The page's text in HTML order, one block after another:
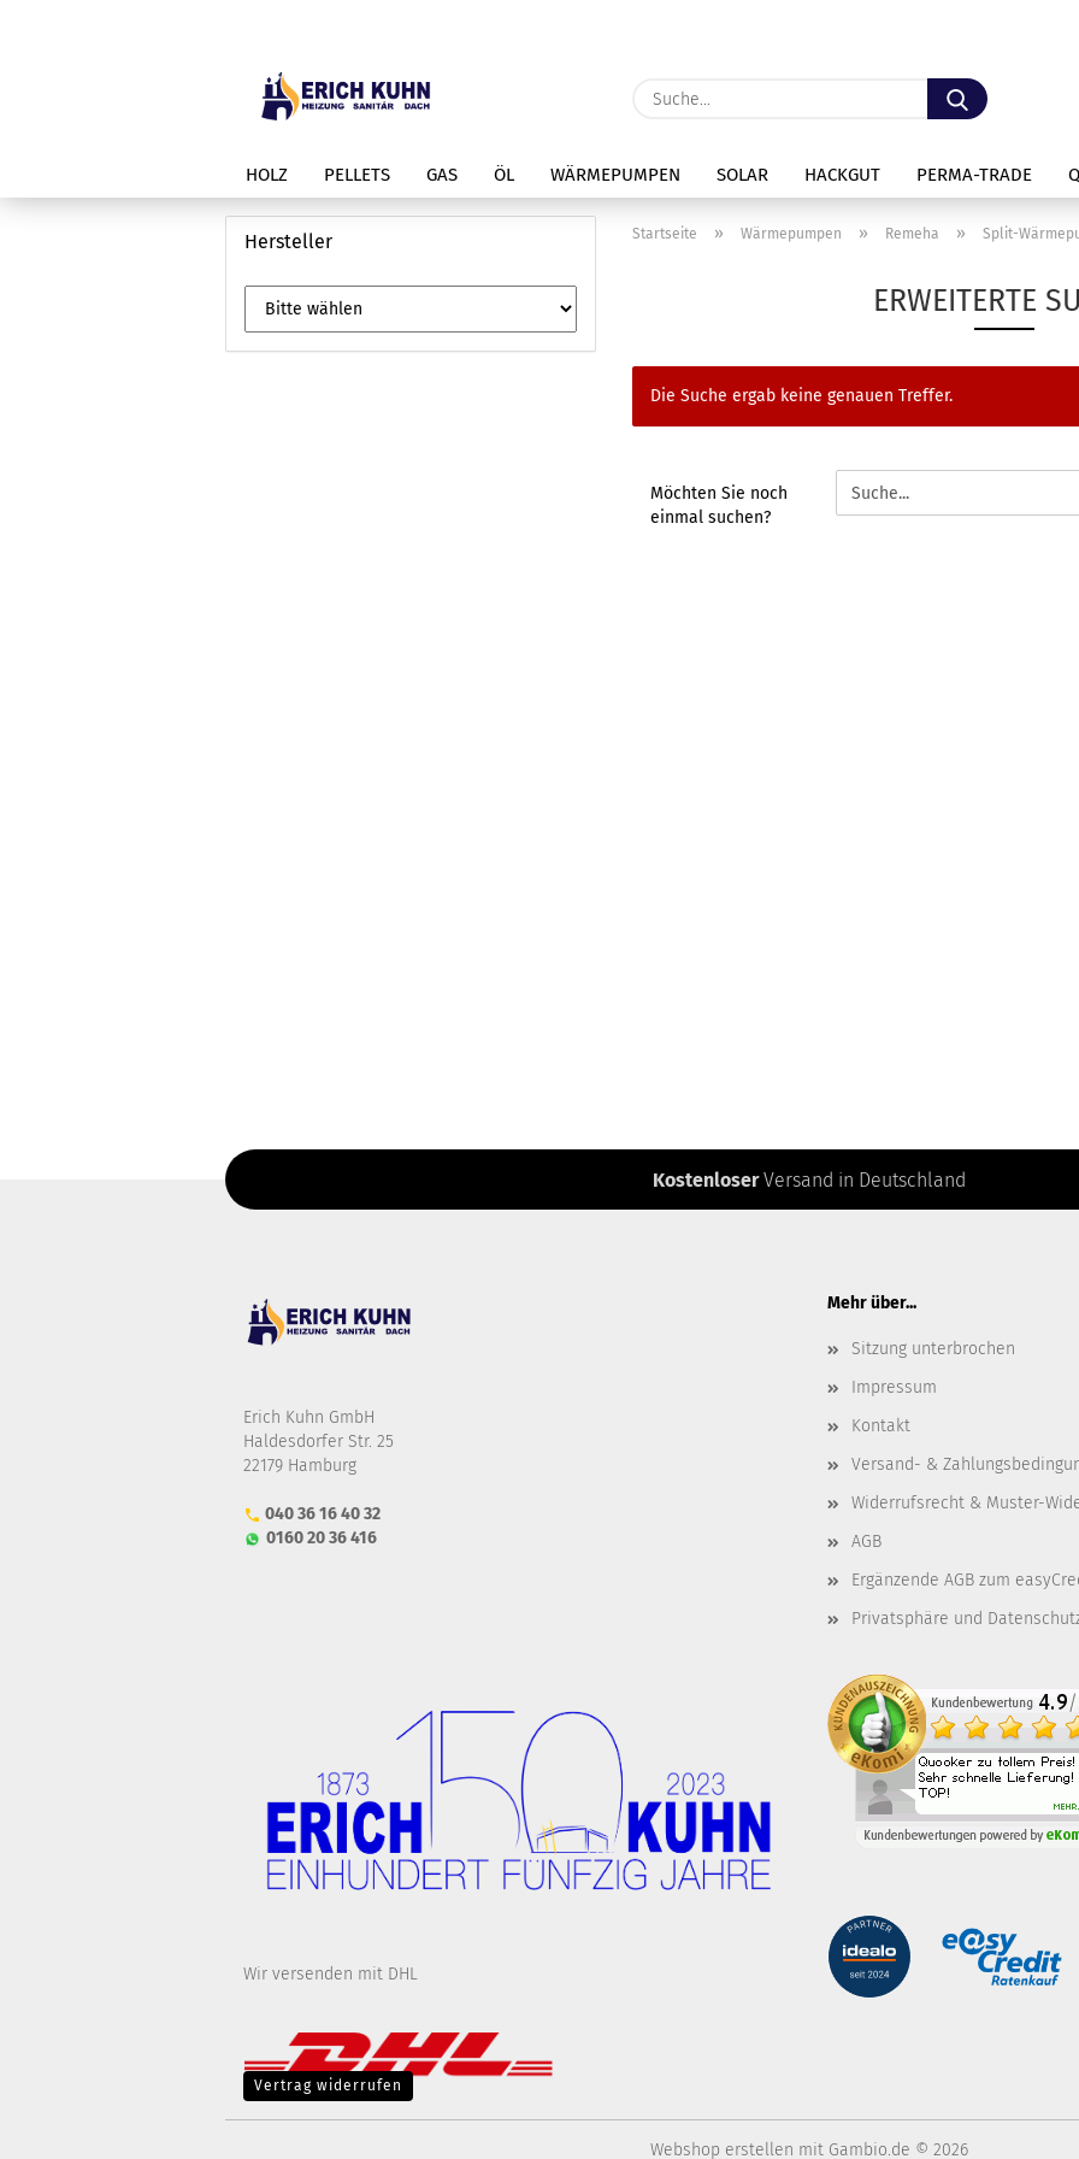
LieferlandSuche...
HOLZ PELLETS GAS ÖL WÄRMEPUMPEN SOLAR HACKGUT PERMA-TRADE
Startseite » Wärmepumpen » Remeha » Split-
ERWEITERTE
Die Suche ergab keine genauen Treffer.
SIE
NOCH
Möchten Sie noch
einmal suchen?
Hersteller
KostenloserVersand in Deutschland
Erich Kuhn GmbH
Haldesdorfer Str. 25
22179 Hamburg
040 36 16 40 32
0160 20 36 416
Mehr über...
Sitzung unterbrochen
Impressum
Kontakt
Versand- &
Widerrufsrecht & Muster-
AGB
Ergänzende AGB zum
Privatsphäre und
Wir versenden mit DHL
Vertrag widerrufen
Webshop erstellen mit Gambio.de © 2026